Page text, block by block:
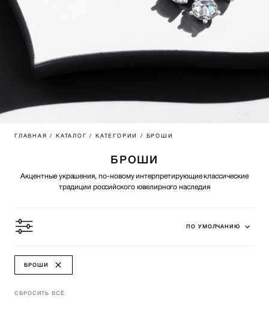
ГЛАВНАЯ/ КАТАЛОГ/ КАТЕГОРИИ/ БРОШИ
БРОШИ
Акцентные украшения, по-новому интерпретирующие классические
традиции российского ювелирного наследия
ПО УМОЛЧАНИЮ
БРОШИ
СБРОСИТЬ ВСЁ